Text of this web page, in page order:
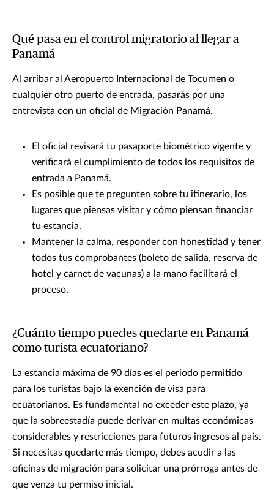
Qué pasa en el control migratorio al llegar a
Panamá
Al arribar al Aeropuerto Internacional de Tocumen o
cualquier otro puerto de entrada, pasarás por una
entrevista con un oficial de Migración Panamá.
El oficial revisará tu pasaporte biométrico vigente y
verificará el cumplimiento de todos los requisitos de
entrada a Panamá.
Es posible que te pregunten sobre tu itinerario, los
lugares que piensas visitar y cómo piensan financiar
tu estancia.
Mantener la calma, responder con honestidad y tener
todos tus comprobantes (boleto de salida, reserva de
hotel y carnet de vacunas) a la mano facilitará el
proceso.
¿Cuánto tiempo puedes quedarte en Panamá
como turista ecuatoriano?
La estancia máxima de 90 días es el periodo permitido
para los turistas bajo la exención de visa para
ecuatorianos. Es fundamental no exceder este plazo, ya
que la sobreestadía puede derivar en multas económicas
considerables y restricciones para futuros ingresos al país.
Si necesitas quedarte más tiempo, debes acudir a las
oficinas de migración para solicitar una prórroga antes de
que venza tu permiso inicial.